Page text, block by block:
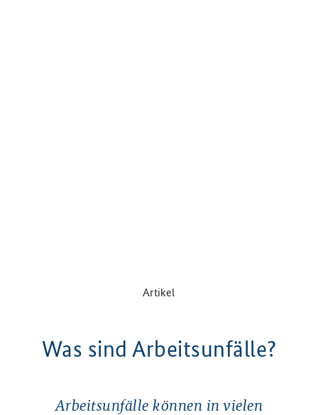
Artikel
Was sind Arbeitsunfälle?
Arbeitsunfälle können in vielen